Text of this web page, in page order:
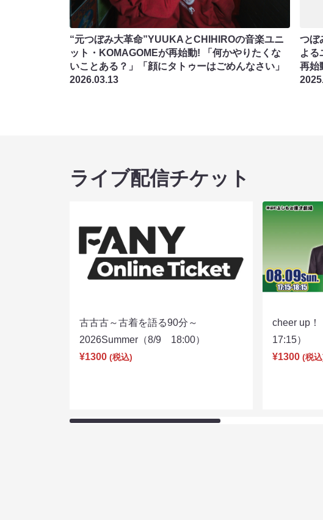
“元つぼみ大革命”YUUKAとCHIHIROの音楽ユニ
ット・KOMAGOMEが再始動! 「何かやりたくな
いことある？」「顔にタトゥーはごめんなさい」
2026.03.13
つぼ
よる
再始
ライブ配信チケット
古古古～古着を語る90分～
2026Summer（8/9 18:00）
¥1300 (税込)
cheer up
17:15）
¥1300 (税